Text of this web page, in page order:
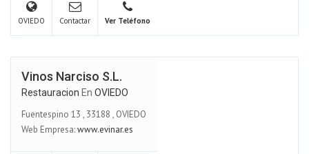
OVIEDO Contactar Ver Teléfono
Vinos Narciso S.L.
Restauracion En OVIEDO
Fuentespino 13 , 33188 , OVIEDO
Web Empresa:www.evinar.es